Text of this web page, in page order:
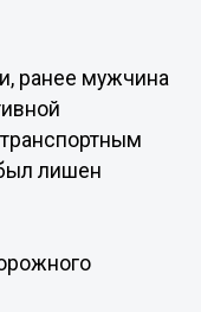
ранее мужчина
лишен